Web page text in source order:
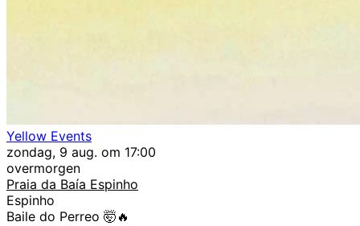
Yellow Events
zondag, 9 aug. om 17:00
overmorgen
Praia da Baía Espinho
Espinho
Baile do Perreo 🤯🔥